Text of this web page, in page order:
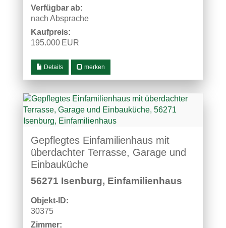
Verfügbar ab:
nach Absprache
Kaufpreis:
195.000 EUR
Details merken
Gepflegtes Einfamilienhaus mit
überdachter Terrasse, Garage und
Einbauküche
56271 Isenburg, Einfamilienhaus
Objekt-ID:
30375
Zimmer: